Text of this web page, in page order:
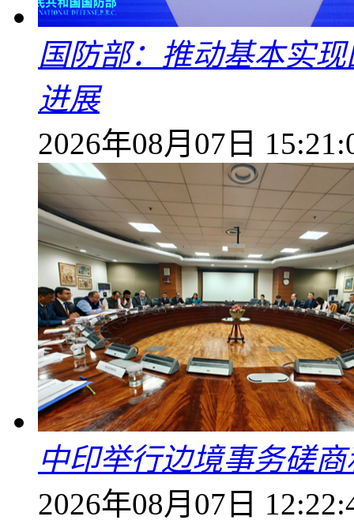
国防部：推动基本实
进展
2026年08月07日
中印举行边境事务磋
2026年08月07日